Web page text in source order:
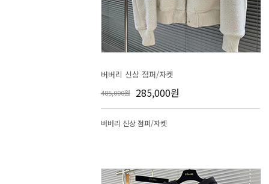
버버리 신상 점퍼/자켓
485,000원 285,000원
버버리 신상 점퍼/자켓